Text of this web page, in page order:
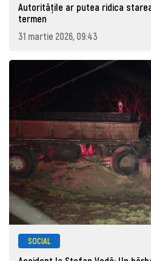
Autoritățile ar putea ridica
termen
31 martie 2026, 09:43
SOCIAL